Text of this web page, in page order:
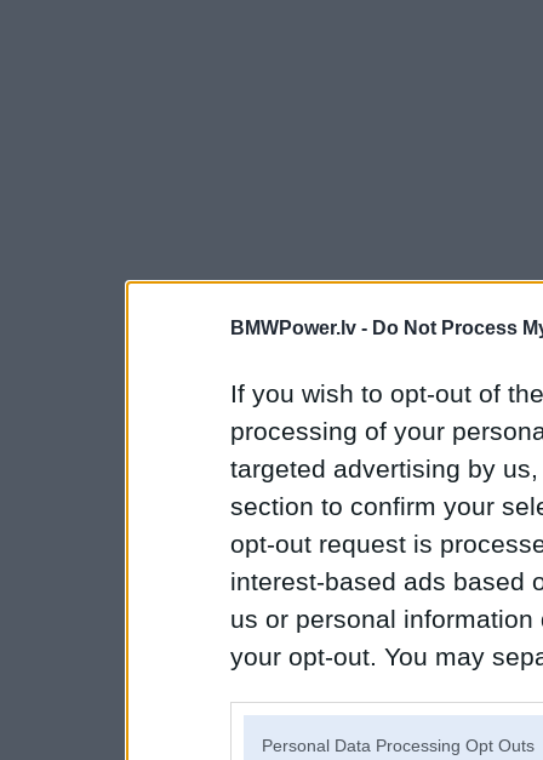
BMWPower.lv - Do Not Process
If you wish to opt-out of
processing of your
targeted advertising by
section to confirm your
opt-out request is
interest-based ads based
us or personal
your opt-out. You may
Personal Data Processing Opt Outs